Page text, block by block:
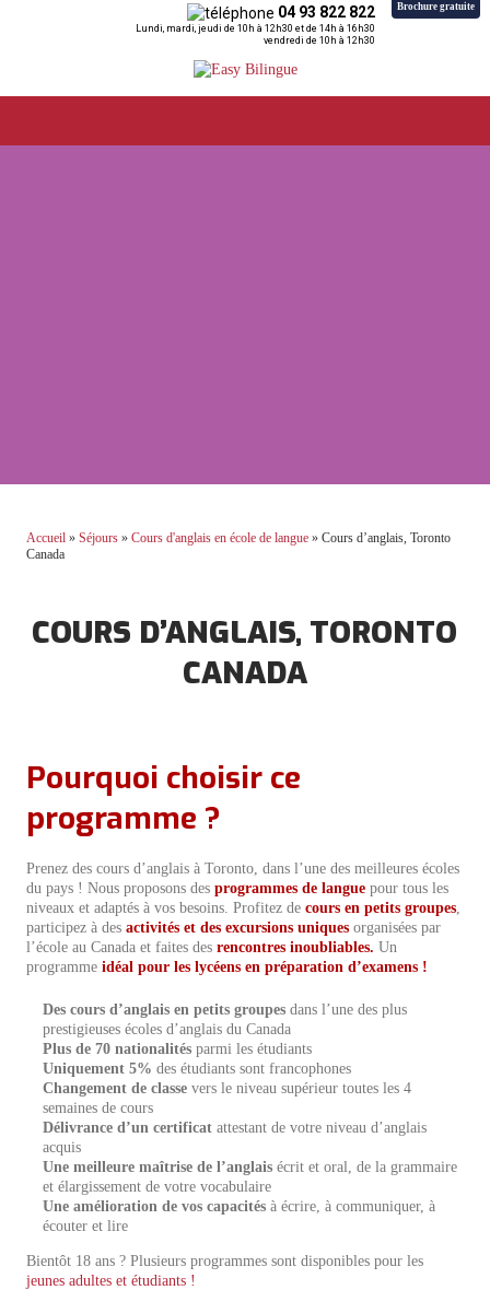
04 93 822 822
Lundi, mardi, jeudi de 10h à 12h30 et de 14h à 16h30
vendredi de 10h à 12h30
Brochure gratuite
Accueil» Séjours» Cours d'anglais en école de langue» Cours d’anglais, Toronto
Canada
COURS D’ANGLAIS, TORONTO
CANADA
Pourquoi choisir ce
programme ?
Prenez des cours d’anglais à Toronto, dans l’une des meilleures écoles
du pays ! Nous proposons des programmes de languepour tous les
niveaux et adaptés à vos besoins. Profitez de cours en petits groupes,
participez à des activités et des excursions uniques organisées par
l’école au Canada et faites des rencontres inoubliables. Un
programmeidéal pour les lycéens en préparation d’examens !
Des cours d’anglais en petits groupesdans l’une des plus
prestigieuses écoles d’anglais du Canada
Plus de 70 nationalitésparmi les étudiants
Uniquement 5% des étudiants sont francophones
Changement de classevers le niveau supérieur toutes les 4
semaines de cours
Délivrance d’un certificatattestant de votre niveau d’anglais
acquis
Une meilleure maîtrise de l’anglaisécrit et oral, de la grammaire
et élargissement de votre vocabulaire
Une amélioration de vos capacitésà écrire, à communiquer, à
écouter et lire
Bientôt 18 ans ? Plusieurs programmes sont disponibles pour les
jeunes adultes et étudiants !